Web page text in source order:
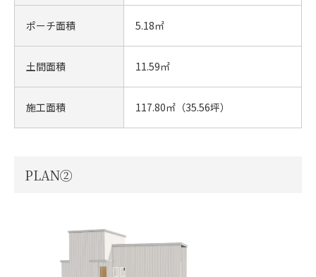
ポーチ面積 5.18㎡
土間面積 11.59㎡
施工面積 117.80㎡（35.56坪）
PLAN②